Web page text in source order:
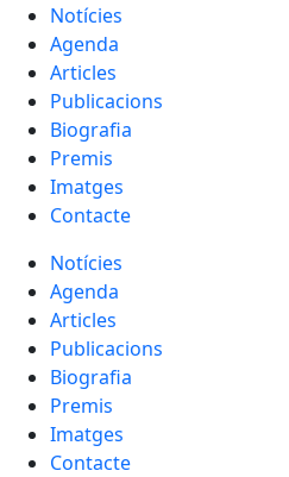
Notícies
Agenda
Articles
Publicacions
Biografia
Premis
Imatges
Contacte
Notícies
Agenda
Articles
Publicacions
Biografia
Premis
Imatges
Contacte